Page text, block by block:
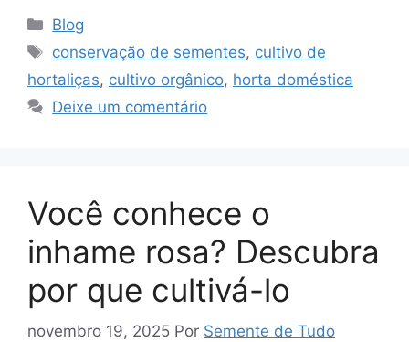
o
gl
e
Tr
at
e
s
A
p
gr
a
m
e
b
o
s
k
y
e
Categorias
Blog
Tags
conservação de sementes, cultivo de
hortaliças, cultivo orgânico, horta doméstica
Deixe um comentário
Você conhece o
inhame rosa? Descubra
por que cultivá-lo
novembro 19, 2025 Por Semente de Tudo